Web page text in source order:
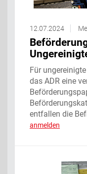
12.07.2024
Für
das ADR eine
entfallen die
anmelden